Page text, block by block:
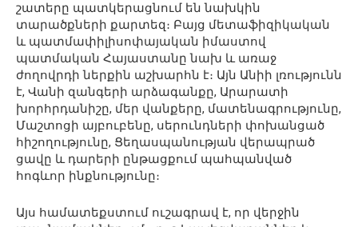
շատերը պատկերացնում են նախկին
տարածքների քարտեզ։ Բայց մետաֆիզիկական
և պատմափիլիսոփայական իմաստով
պատմական Հայաստանը նախ և առաջ
ժողովրդի ներքին աշխարհն է։ Այն Անիի լռությունն
է, Վանի զանգերի արձագանքը, Արարատի
խորհրդանիշը, մեր վանքերը, մատենագրությունը,
Մաշտոցի այբուբենը, սերունդների փոխանցած
հիշողությունը, Ցեղասպանության վերապրած
ցավը և դարերի ընթացքում պահպանված
հոգևոր ինքնությունը։
Այս համատեքստում ուշագրավ է, որ վերջին